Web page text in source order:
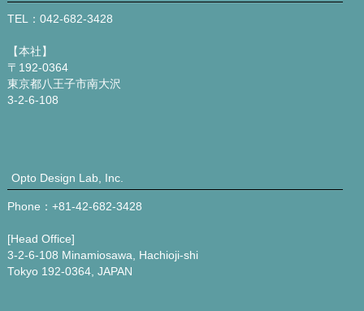
TEL：042-682-3428
【本社】
〒192-0364
東京都八王子市南大沢
3-2-6-108
Opto Design Lab, Inc.
Phone：+81-42-682-3428
[Head Office]
3-2-6-108 Minamiosawa, Hachioji-shi
Tokyo 192-0364, JAPAN